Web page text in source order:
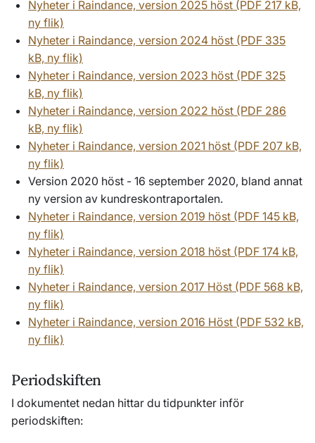
Nyheter i Raindance, version 2025 höst (PDF 217 kB,
ny flik)
Nyheter i Raindance, version 2024 höst (PDF 335
kB, ny flik)
Nyheter i Raindance, version 2023 höst (PDF 325
kB, ny flik)
Nyheter i Raindance, version 2022 höst (PDF 286
kB, ny flik)
Nyheter i Raindance, version 2021 höst (PDF 207 kB,
ny flik)
Version 2020 höst - 16 september 2020, bland annat
ny version av kundreskontraportalen.
Nyheter i Raindance, version 2019 höst (PDF 145 kB,
ny flik)
Nyheter i Raindance, version 2018 höst (PDF 174 kB,
ny flik)
Nyheter i Raindance, version 2017 Höst (PDF 568 kB,
ny flik)
Nyheter i Raindance, version 2016 Höst (PDF 532 kB,
ny flik)
Periodskiften
I dokumentet nedan hittar du tidpunkter inför
periodskiften: